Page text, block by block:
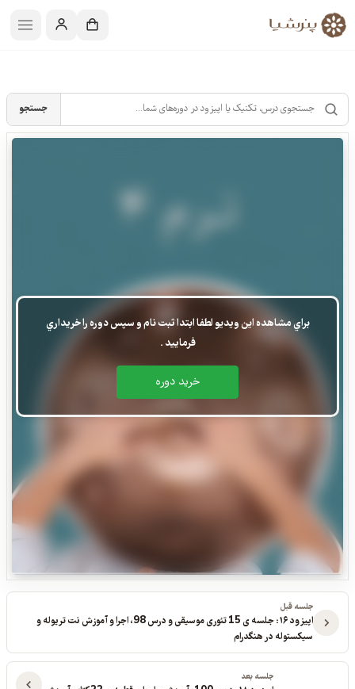
جستجو
براي مشاهده اين ويديو لطفا ابتدا ثبت نام و سپس دوره را خريداري
فرماييد .
خريد دوره
جلسه قبل
سیکستوله در هنگدرام